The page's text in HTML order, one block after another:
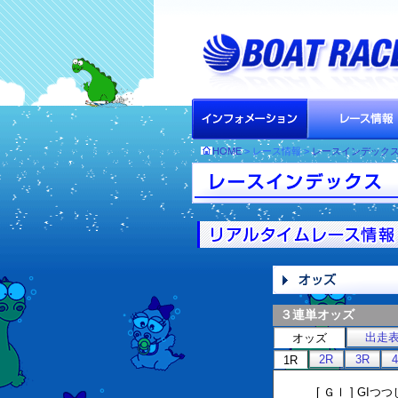
HOME> レース情報 >レースインデック
３連単オッズ
オッズ
出走
1R
2R 3R
[ ＧⅠ ] GIつ